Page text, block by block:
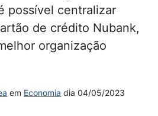
possível centralizar
de crédito Nubank,
organização
em Economia dia04/05/2023